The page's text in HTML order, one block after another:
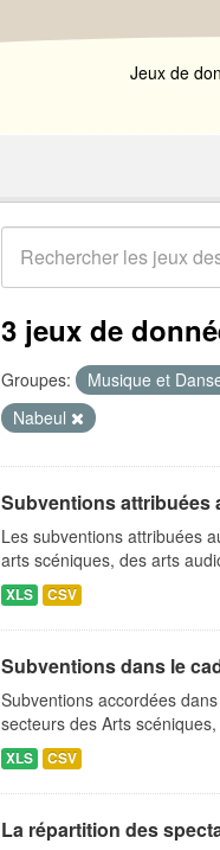
Jeux de
3 jeux de
Groupes: Musique et
Nabeul
Subventions attribuées
Les subventions attribuées
arts scéniques, des arts
XLS CSV
Subventions dans le
Subventions accordées
secteurs des Arts
XLS CSV
La répartition des